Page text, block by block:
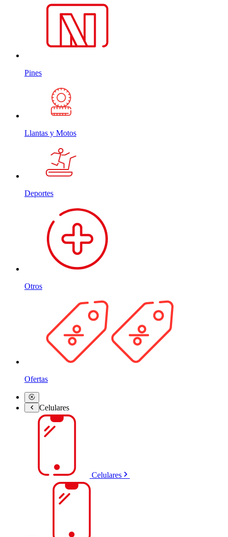
Pines
Llantas y Motos
Deportes
Otros
Ofertas
Celulares
Celulares